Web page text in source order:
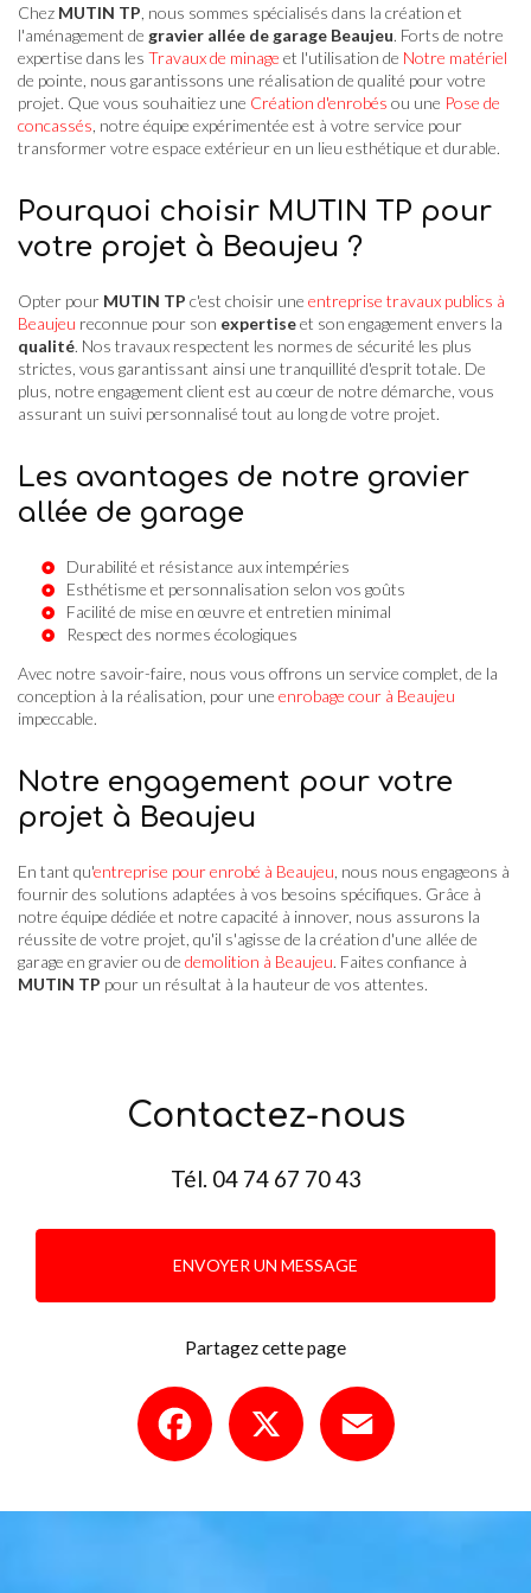
Chez MUTIN TP , nous sommes spécialisés dans la création et
l'aménagement de gravier allée de garage Beaujeu. Forts de notre
expertise dans les Travaux de minage et l'utilisation de Notre matériel
de pointe, nous garantissons une réalisation de qualité pour votre
projet. Que vous souhaitiez une Création d'enrobés ou une Pose de
concassés , notre équipe expérimentée est à votre service pour
transformer votre espace extérieur en un lieu esthétique et durable.
Pourquoi choisir MUTIN TP pour
votre projet à Beaujeu ?
Opter pour MUTIN TP c'est choisir une entreprise travaux publics à
Beaujeu reconnue pour son expertiseet son engagement envers la
qualité. Nos travaux respectent les normes de sécurité les plus
strictes, vous garantissant ainsi une tranquillité d'esprit totale. De
plus, notre engagement client est au cœur de notre démarche, vous
assurant un suivi personnalisé tout au long de votre projet.
Les avantages de notre gravier
allée de garage
Durabilité et résistance aux intempéries
Esthétisme et personnalisation selon vos goûts
Facilité de mise en œuvre et entretien minimal
Respect des normes écologiques
Avec notre savoir-faire, nous vous offrons un service complet, de la
conception à la réalisation, pour une enrobage cour à Beaujeu
impeccable.
Notre engagement pour votre
projet à Beaujeu
En tant qu'entreprise pour enrobé à Beaujeu , nous nous engageons à
fournir des solutions adaptées à vos besoins spécifiques. Grâce à
notre équipe dédiée et notre capacité à innover, nous assurons la
réussite de votre projet, qu'il s'agisse de la création d'une allée de
garage en gravier ou de demolition à Beaujeu. Faites confiance à
MUTIN TP pour un résultat à la hauteur de vos attentes.
Contactez-nous
Tél. 04 74 67 70 43
ENVOYER UN MESSAGE
Partagez cette page
Facebook